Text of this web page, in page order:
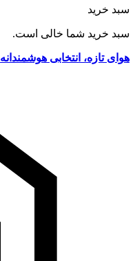
سبد خرید
سبد خرید شما خالی است.
هوای تازه، انتخابی هوشمندانه